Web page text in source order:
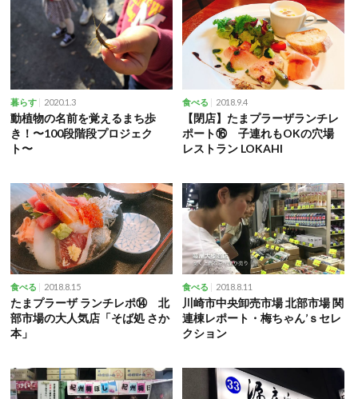
暮らす 2020.1.3
動植物の名前を覚えるまち歩
き！〜100段階段プロジェク
ト〜
食べる 2018.9.4
【閉店】たまプラーザランチレ
ポート⑯ 子連れもOKの穴場
レストラン LOKAHI
食べる 2018.8.15
たまプラーザ ランチレポ⑭ 北
部市場の大人気店「そば処 さか
本」
食べる 2018.8.11
川崎市中央卸売市場 北部市場 関
連棟レポート・梅ちゃん’ｓセレ
クション